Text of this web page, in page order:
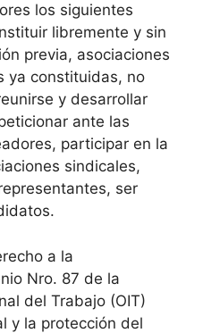
los siguientes
libremente y sin
previa, asociaciones
ya constituidas, no
y desarrollar
ante las
participar en la
sindicales,
ser
a la
Nro. 87 de la
del Trabajo (OIT)
y la protección del